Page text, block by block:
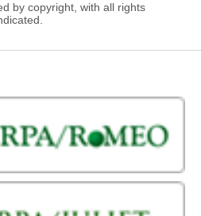
by copyright, with all rights